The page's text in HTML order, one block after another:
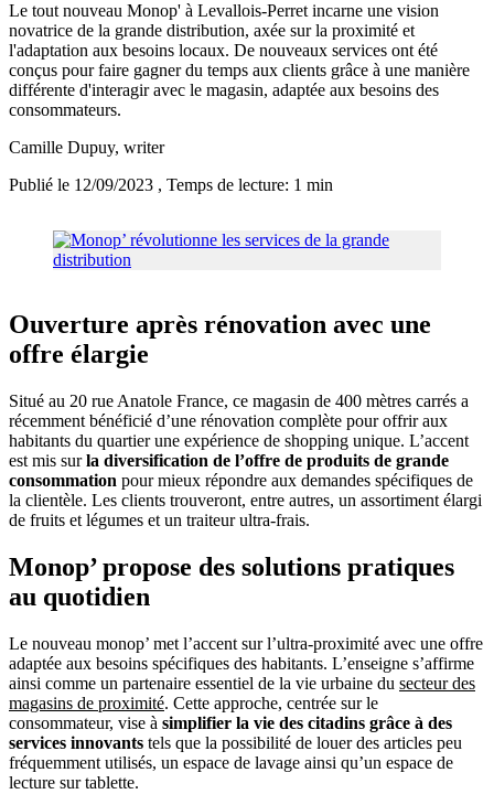
Le tout nouveau Monop' à Levallois-Perret incarne une vision
novatrice de la grande distribution, axée sur la proximité et
l'adaptation aux besoins locaux. De nouveaux services ont été
conçus pour faire gagner du temps aux clients grâce à une manière
différente d'interagir avec le magasin, adaptée aux besoins des
consommateurs.
Camille Dupuy, writer
Publié le 12/09/2023 , Temps de lecture: 1 min
Ouverture après rénovation avec une
offre élargie
Situé au 20 rue Anatole France, ce magasin de 400 mètres carrés a
récemment bénéficié d’une rénovation complète pour offrir aux
habitants du quartier une expérience de shopping unique. L’accent
est mis surla diversification de l’offre de produits de grande
consommation pour mieux répondre aux demandes spécifiques de
la clientèle. Les clients trouveront, entre autres, un assortiment élargi
de fruits et légumes et un traiteur ultra-frais.
Monop’ propose des solutions pratiques
au quotidien
Le nouveau monop’ met l’accent sur l’ultra-proximité avec une offre
adaptée aux besoins spécifiques des habitants. L’enseigne s’affirme
ainsi comme un partenaire essentiel de la vie urbaine du secteur des
magasins de proximité. Cette approche, centrée sur le
consommateur, vise à simplifier la vie des citadins grâce à des
services innovants tels que la possibilité de louer des articles peu
fréquemment utilisés, un espace de lavage ainsi qu’un espace de
lecture sur tablette.